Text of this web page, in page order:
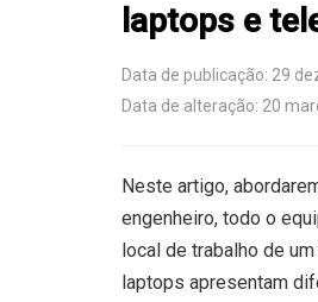
laptops e
Data de publicação: 29
Data de alteração: 20
Neste artigo,
engenheiro, todo o
local de trabalho de
laptops apresentam